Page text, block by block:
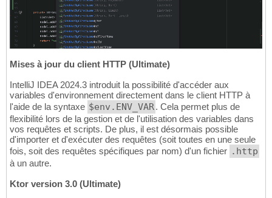
Mises à jour du client HTTP (Ultimate)
IntelliJ IDEA 2024.3 introduit la possibilité d'accéder aux
variables d'environnement directement dans le client HTTP à
l'aide de la syntaxe $env.ENV_VAR. Cela permet plus de
flexibilité lors de la gestion et de l'utilisation des variables dans
vos requêtes et scripts. De plus, il est désormais possible
d'importer et d'exécuter des requêtes (soit toutes en une seule
fois, soit des requêtes spécifiques par nom) d'un fichier .http
à un autre.
Ktor version 3.0 (Ultimate)